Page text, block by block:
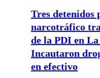
Tres detenidos
narcotráfico
de la PDI en
Incautaron
en efectivo